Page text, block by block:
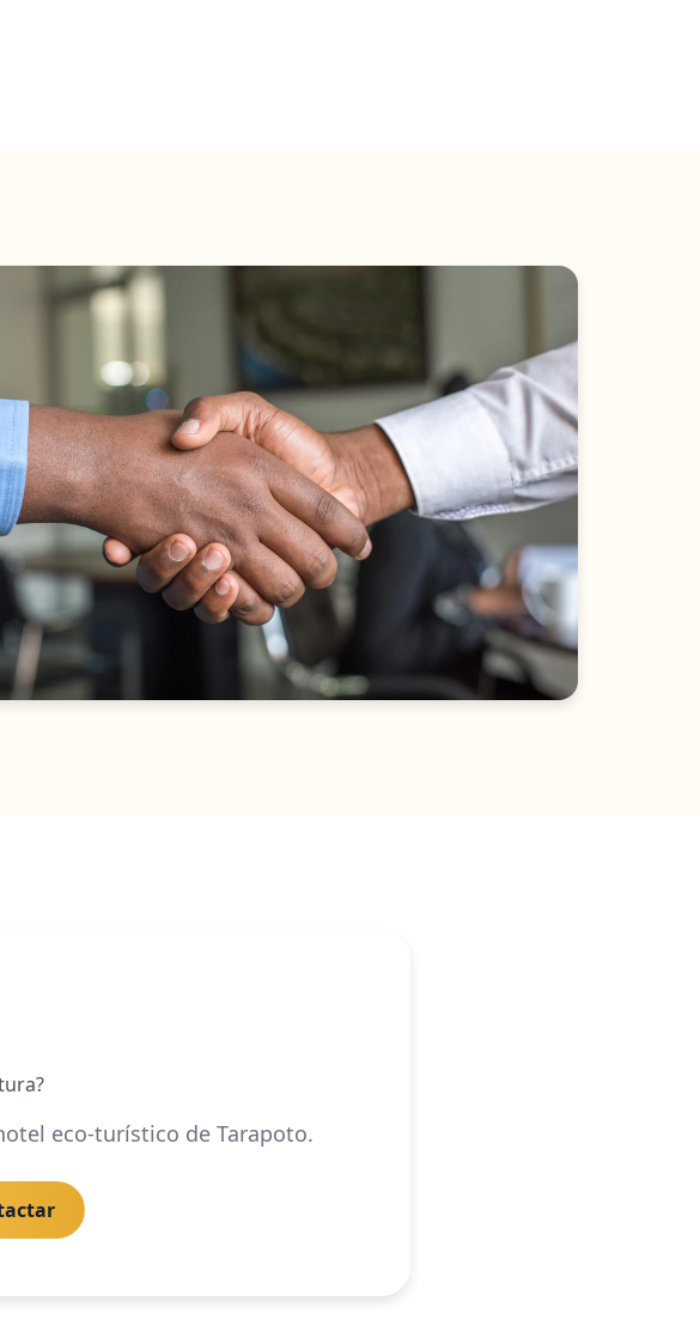
eco-turístico de Tarapoto.